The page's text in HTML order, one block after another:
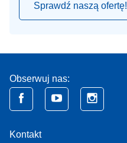
Sprawdź naszą ofertę!
Obserwuj nas:
Kontakt